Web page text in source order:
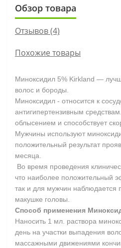
Обзор товара
Отзывов (4)
Похожие товары
Миноксидил 5% Kirkland —
волос и бороды.
Миноксидил - относится к
антигипертензивным
облысением и способствует
Мужчины используют
положительный результат
месяца.
Во время проведения
что наиболее положительный
так и для мужчин наблюдается
макушке головы.
Способ применения
Наносить 1 мл. раствора
день на участки выпадения
массажными движениями